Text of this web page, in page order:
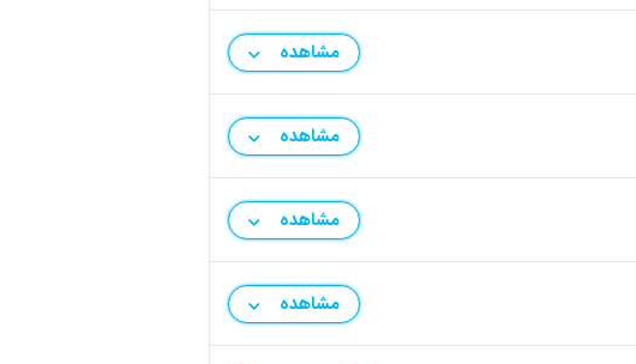
مشاهده
مشاهده
مشاهده
مشاهده